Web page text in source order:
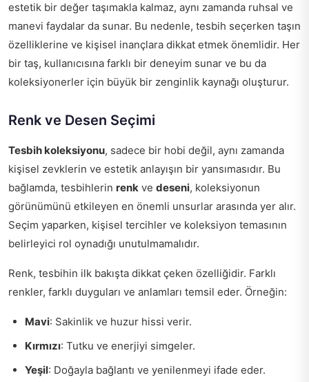
estetik bir değer taşımakla kalmaz, aynı zamanda ruhsal ve
manevi faydalar da sunar. Bu nedenle, tesbih seçerken taşın
özelliklerine ve kişisel inançlara dikkat etmek önemlidir. Her
bir taş, kullanıcısına farklı bir deneyim sunar ve bu da
koleksiyonerler için büyük bir zenginlik kaynağı oluşturur.
Renk ve Desen Seçimi
Tesbih koleksiyonu, sadece bir hobi değil, aynı zamanda
kişisel zevklerin ve estetik anlayışın bir yansımasıdır. Bu
bağlamda, tesbihlerin renk ve deseni, koleksiyonun
görünümünü etkileyen en önemli unsurlar arasında yer alır.
Seçim yaparken, kişisel tercihler ve koleksiyon temasının
belirleyici rol oynadığı unutulmamalıdır.
Renk, tesbihin ilk bakışta dikkat çeken özelliğidir. Farklı
renkler, farklı duyguları ve anlamları temsil eder. Örneğin:
Mavi: Sakinlik ve huzur hissi verir.
Kırmızı: Tutku ve enerjiyi simgeler.
Yeşil: Doğayla bağlantı ve yenilenmeyi ifade eder.